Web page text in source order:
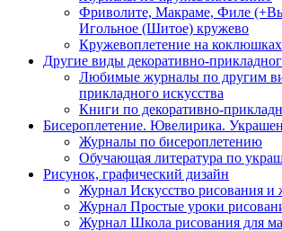
Фриволите, Макраме, Филе
Игольное (Шитое) кружево
Кружевоплетение на коклюшках
Другие виды декоративно-
Любимые журналы по другим
прикладного искусства
Книги по декоративно-
Бисероплетение. Ювелирика.
Журналы по бисероплетению
Обучающая литература по
Рисунок, графический дизайн
Журнал Искусство рисования и
Журнал Простые уроки
Журнал Школа рисования для